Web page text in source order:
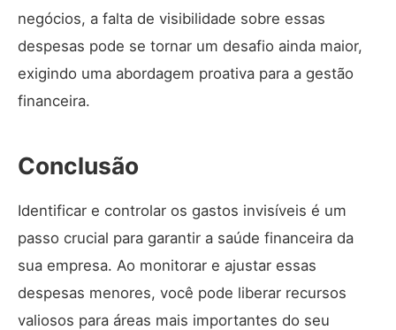
negócios, a falta de visibilidade sobre essas
despesas pode se tornar um desafio ainda maior,
exigindo uma abordagem proativa para a gestão
financeira.
Conclusão
Identificar e controlar os gastos invisíveis é um
passo crucial para garantir a saúde financeira da
sua empresa. Ao monitorar e ajustar essas
despesas menores, você pode liberar recursos
valiosos para áreas mais importantes do seu